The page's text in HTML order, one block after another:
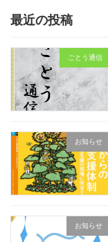
最近の投稿
ごとう通信
お知らせ
お知らせ